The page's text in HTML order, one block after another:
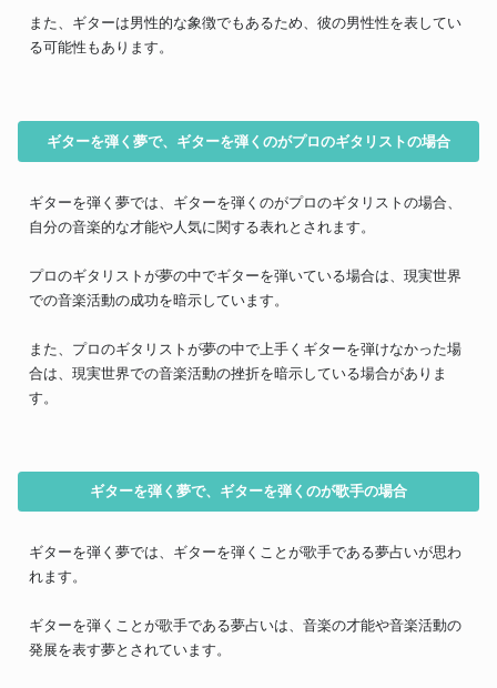
また、ギターは男性的な象徴でもあるため、彼の男性性を表してい
る可能性もあります。
ギターを弾く夢で、ギターを弾くのがプロのギタリストの場合
ギターを弾く夢では、ギターを弾くのがプロのギタリストの場合、
自分の音楽的な才能や人気に関する表れとされます。
プロのギタリストが夢の中でギターを弾いている場合は、現実世界
での音楽活動の成功を暗示しています。
また、プロのギタリストが夢の中で上手くギターを弾けなかった場
合は、現実世界での音楽活動の挫折を暗示している場合がありま
す。
ギターを弾く夢で、ギターを弾くのが歌手の場合
ギターを弾く夢では、ギターを弾くことが歌手である夢占いが思わ
れます。
ギターを弾くことが歌手である夢占いは、音楽の才能や音楽活動の
発展を表す夢とされています。